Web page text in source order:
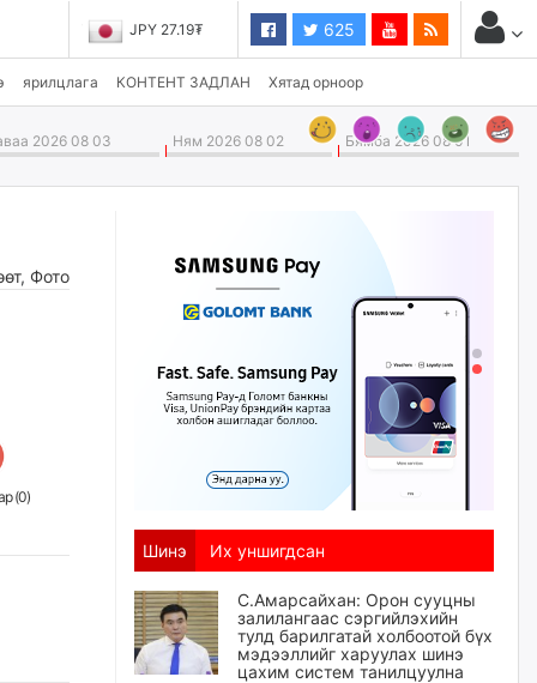
JPY 27.19₮ 625
ярилцлага КОНТЕНТ ЗАДЛАН Хятад орноор
2026 08 03 Ням 2026 08 02 Бямба 2026 08 01
, Фото
(0)
Шинэ Их уншигдсан
С.Амарсайхан: Орон сууцны
залилангаас сэргийлэхийн
тулд барилгатай холбоотой бүх
мэдээллийг харуулах шинэ
цахим систем танилцуулна